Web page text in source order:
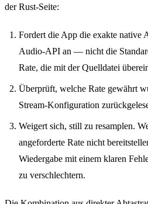
der Rust-Seite:
Fordert die App die exakte native
Audio-API an — nicht die
Rate, die mit der Quelldatei
Überprüft, welche Rate gewährt
Stream-Konfiguration
Weigert sich, still zu resamplen.
angeforderte Rate nicht
Wiedergabe mit einem klaren
zu verschlechtern.